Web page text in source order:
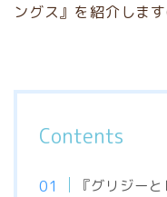
ングス』を紹介します
Contents
『グリジー